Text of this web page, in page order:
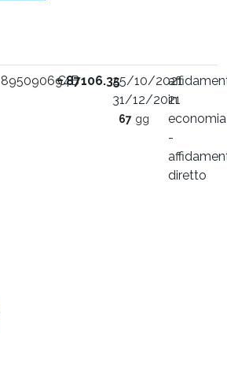
895090694B
€87106.3525/10/2021
31/12/2021
67 gg
in
economia
-
diretto